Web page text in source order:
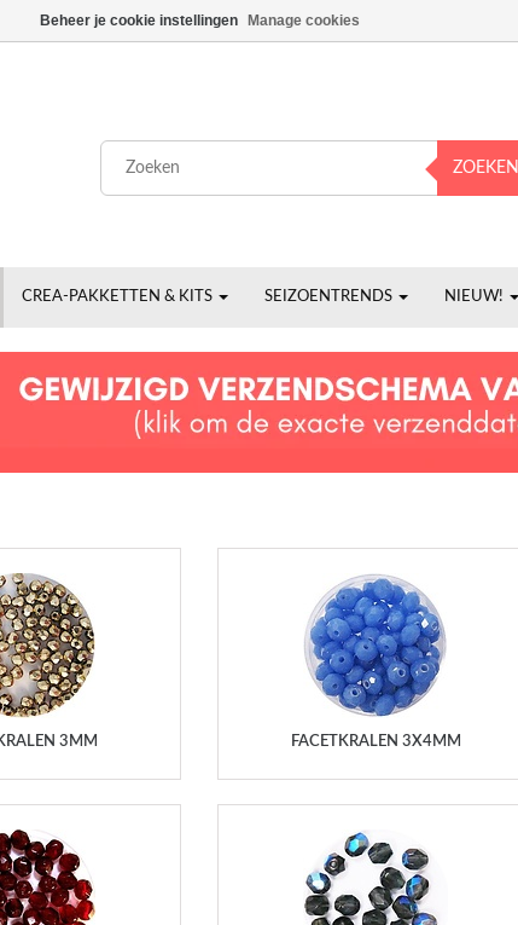
ZOEKEN
CREA-PAKKETTEN & KITS SEIZOENTRENDS NIEUW!
3MM FACETKRALEN 3X4MM
Beheer je cookie instellingen Manage cookies